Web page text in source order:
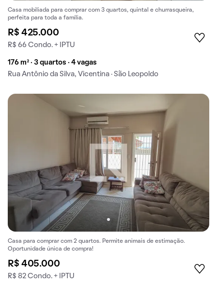
Casa mobiliada para comprar com 3 quartos, quintal e churrasqueira,
perfeita para toda a família.
R$ 425.000
R$ 66 Condo. + IPTU
176 m² · 3 quartos · 4 vagas
Rua Antônio da Silva, Vicentina · São Leopoldo
Casa para comprar com 2 quartos. Permite animais de estimação.
Oportunidade única de compra!
R$ 405.000
R$ 82 Condo. + IPTU